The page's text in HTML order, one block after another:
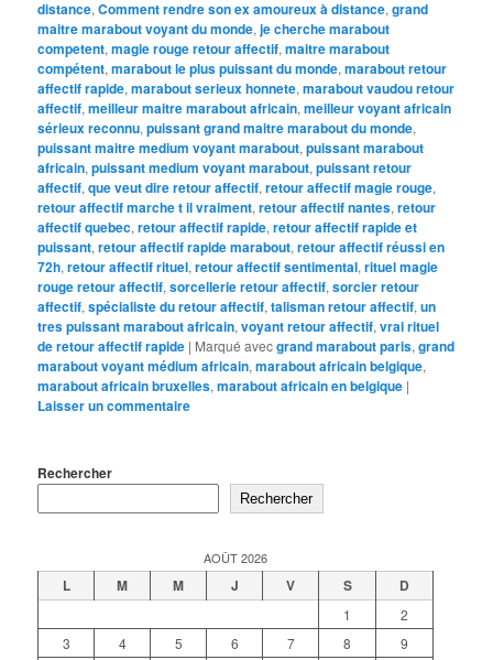
distance,Comment rendre son ex amoureux à distance,grand
maitre marabout voyant du monde,je cherche marabout
competent,magie rouge retour affectif,maitre marabout
compétent,marabout le plus puissant du monde,marabout retour
affectif rapide,marabout serieux honnete,marabout vaudou retour
affectif,meilleur maitre marabout africain,meilleur voyant africain
sérieux reconnu,puissant grand maitre marabout du monde,
puissant maitre medium voyant marabout,puissant marabout
africain,puissant medium voyant marabout,puissant retour
affectif,que veut dire retour affectif,retour affectif magie rouge,
retour affectif marche t il vraiment,retour affectif nantes,retour
affectif quebec,retour affectif rapide,retour affectif rapide et
puissant,retour affectif rapide marabout,retour affectif réussi en
72h,retour affectif rituel,retour affectif sentimental,rituel magie
rouge retour affectif,sorcellerie retour affectif,sorcier retour
affectif,spécialiste du retour affectif,talisman retour affectif,un
tres puissant marabout africain,voyant retour affectif,vrai rituel
de retour affectif rapide | Marqué avecgrand marabout paris,grand
marabout voyant médium africain,marabout africain belgique,
marabout africain bruxelles,marabout africain en belgique |
Laisser un commentaire
Rechercher
Rechercher
AOÛT 2026
L M M J V S D
1
2
3
4 5 6 7 8
9